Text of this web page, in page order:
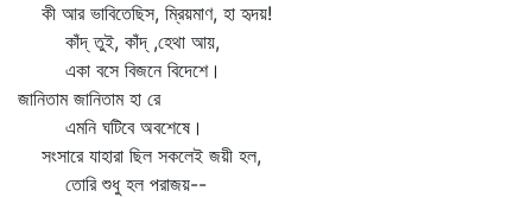
কী আর ভাবিতেছিস, ম্রিয়মাণ, হা হৃদয়!
কাঁদ্‌ তুই, কাঁদ্‌ ,হেথা আয়,
একা বসে বিজনে বিদেশে।
জানিতাম জানিতাম হা রে
এমনি ঘটিবে অবশেষে।
সংসারে যাহারা ছিল সকলেই জয়ী হল,
তোরি শুধু হল পরাজয়--